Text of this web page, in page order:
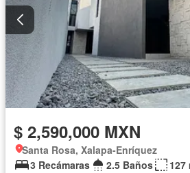
$ 2,590,000 MXN
Santa Rosa, Xalapa-Enríquez
3 Recámaras
2.5 Baños
127